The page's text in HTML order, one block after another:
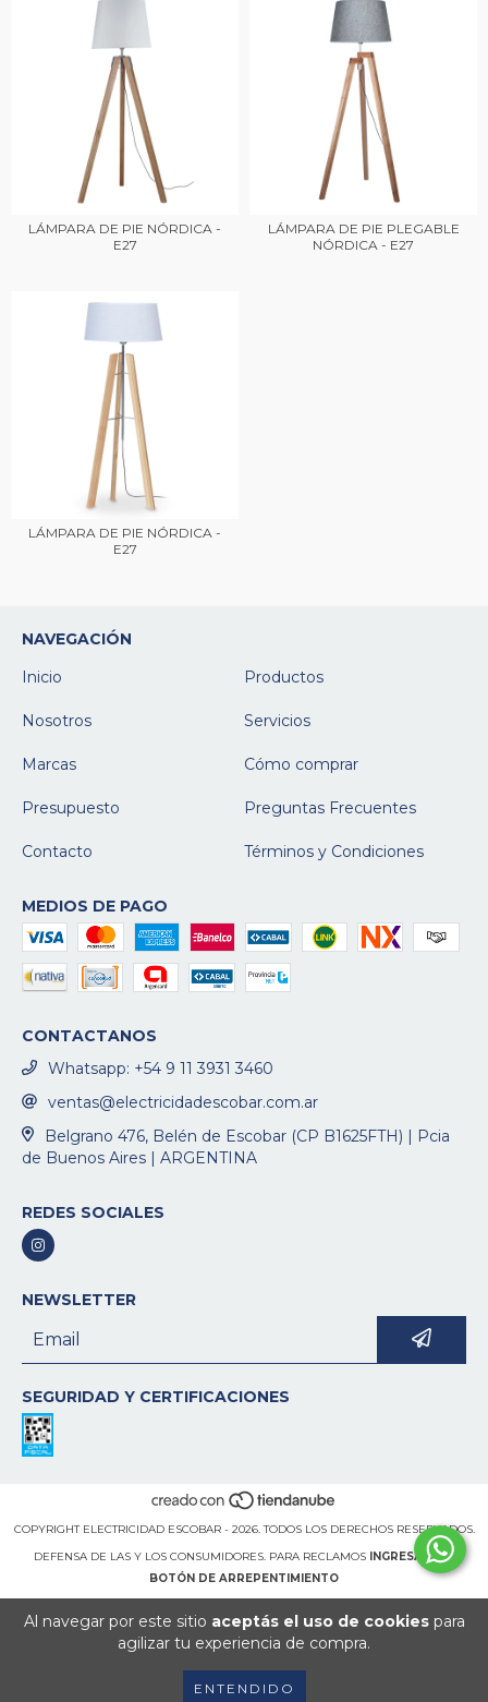
Al navegar por este sitio aceptás el uso de cookiespara
agilizar tu experiencia de compra.
ENTENDIDO
LÁMPARA DE PIE NÓRDICA -
E27
LÁMPARA DE PIE PLEGABLE
NÓRDICA - E27
LÁMPARA DE PIE NÓRDICA -
E27
NAVEGACIÓN
Inicio
Productos
Nosotros Servicios
Marcas Cómo comprar
Presupuesto Preguntas Frecuentes
Contacto Términos y Condiciones
MEDIOS DE PAGO
CONTACTANOS
Whatsapp: +54 9 11 3931 3460
ventas@electricidadescobar.com.ar
Belgrano 476, Belén de Escobar (CP B1625FTH) | Pcia
de Buenos Aires | ARGENTINA
REDES SOCIALES
NEWSLETTER
SEGURIDAD Y CERTIFICACIONES
COPYRIGHT ELECTRICIDAD ESCOBAR - 2026. TODOS LOS DERECHOS RESERVADOS.
DEFENSA DE LAS Y LOS CONSUMIDORES. PARA RECLAMOS INGRESÁ ACÁ.
BOTÓN DE ARREPENTIMIENTO